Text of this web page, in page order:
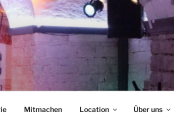
Mitmachen Location Über uns